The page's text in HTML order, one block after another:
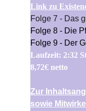
Link zu
Folge 7 - Das
Folge 8 - Die
Folge 9 - Der
Laufzeit: 2:32
8,72€ netto
Zur
sowie